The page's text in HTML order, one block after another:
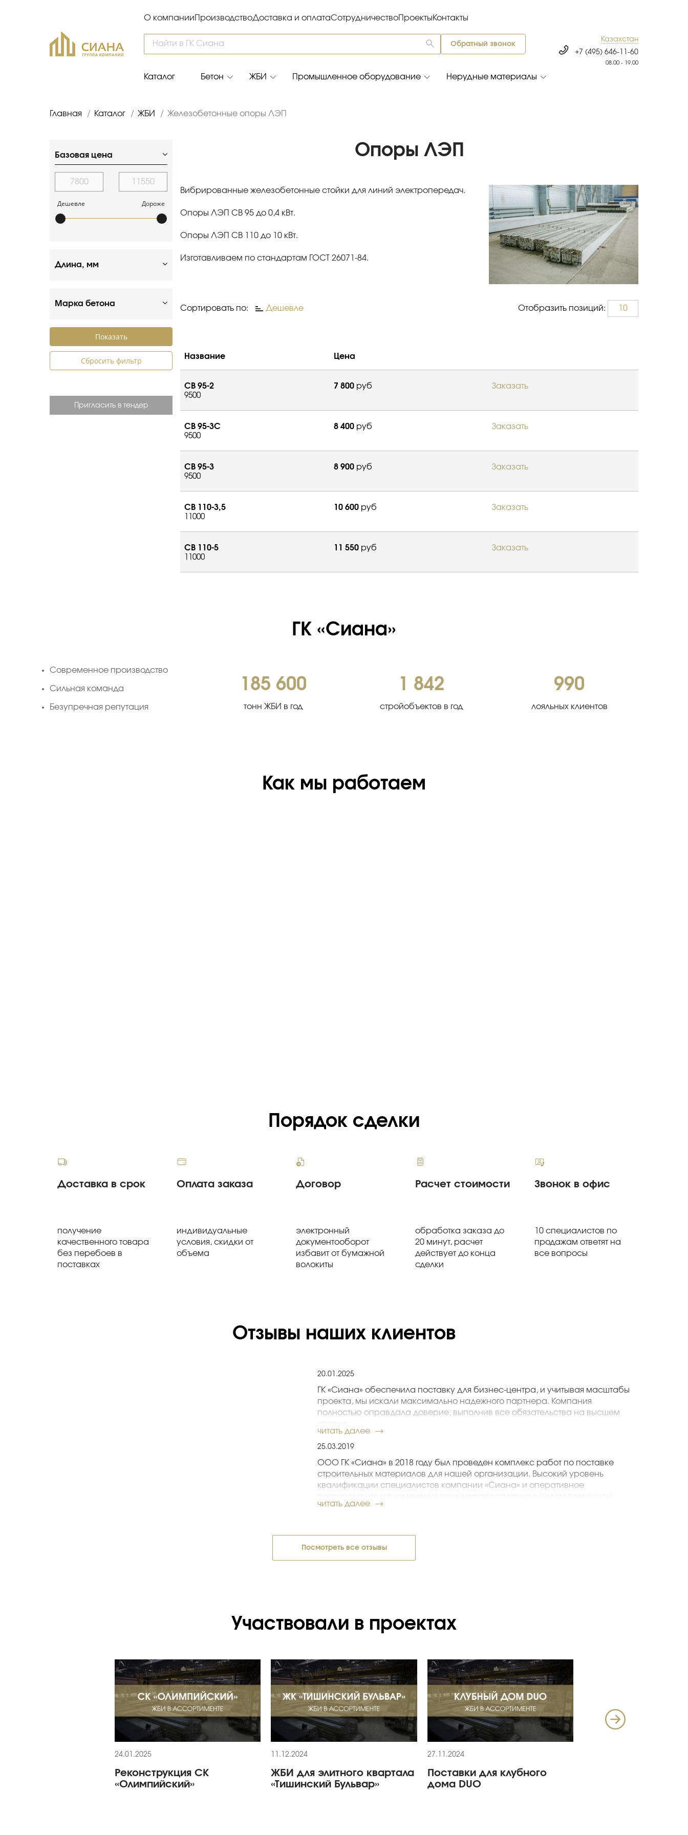
О компании ПроизводствоДоставка и оплатаСотрудничество ПроектыКонтакты
Обратный звонок
Казахстан
+7 (495) 646-11-60
08.00 - 19.00
Каталог Бетон ЖБИ Промышленное оборудование Нерудные материалы
Главная / Каталог / ЖБИ / Железобетонные опоры ЛЭП
Базовая цена
Дешевле Дороже
Длина, мм
Марка бетона
Сбросить фильтр
Пригласить в тендер
Опоры ЛЭП
Вибрированные железобетонные стойки для линий электропередач.
Опоры ЛЭП СВ 95 до 0,4 кВт.
Опоры ЛЭП СВ 110 до 10 кВт.
Изготавливаем по стандартам ГОСТ 26071-84.
Сортировать по: Дешевле Отобразить позиций: 10
Название Цена
СВ 95-2
9500
7 800 руб Заказать
СВ 95-3С
9500
8 400 руб Заказать
СВ 95-3
9500
8 900 руб Заказать
СВ 110-3,5
11000
10 600 руб Заказать
СВ 110-5
11000
11 550 руб Заказать
ГК «Сиана»
Cовременное производство
Сильная команда
Безупречная репутация
185 600
тонн ЖБИ в год
1 842
стройобъектов в год
990
лояльных клиентов
Как мы работаем
Порядок сделки
Доставка в срок
получение
качественного товара
без перебоев в
поставках
Оплата заказа
индивидуальные
условия, скидки от
объема
Договор
электронный
документооборот
избавит от бумажной
волокиты
Расчет стоимости
обработка заказа до
20 минут, расчет
действует до конца
сделки
Звонок в офис
10 специалистов по
продажам ответят на
все вопросы
Отзывы наших клиентов
20.01.2025
ГК «Сиана» обеспечила поставку для бизнес-центра, и учитывая масштабы
проекта, мы искали максимально надежного партнера. Компания
полностью оправдала доверие, выполнив все обязательства на высшем
читать далее
25.03.2019
ООО ГК «Сиана» в 2018 году был проведен комплекс работ по поставке
строительных материалов для нашей организации. Высокий уровень
квалификации специалистов компании «Сиана» и оперативное
осуществить работы в соответствии с разработанным графиком и
специалистов ООО ГК «Сиана», которые обеспечили своевременную
читать далее
Посмотреть все отзывы
Участвовали в проектах
24.01.2025
Реконструкция СК
«Олимпийский»
11.12.2024
ЖБИ для элитного квартала
«Тишинский Бульвар»
27.11.2024
Поставки для клубного
дома DUO